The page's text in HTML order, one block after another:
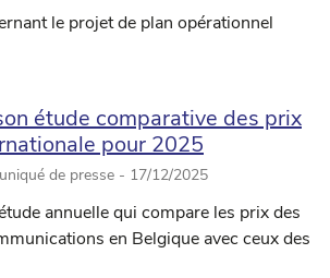
le projet de plan opérationnel
étude comparative des prix
pour 2025
de presse - 17/12/2025
annuelle qui compare les prix des
en Belgique avec ceux des